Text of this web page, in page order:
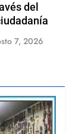
del
7, 2026